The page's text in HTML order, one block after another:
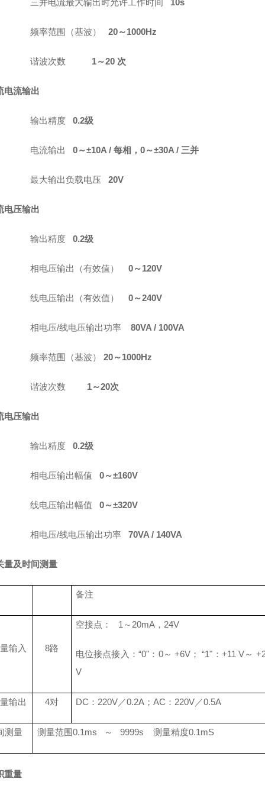
三并电流最大输出时允许工作时间 10s
频率范围（基波） 20～1000Hz
谐波次数 1～20 次
电流输出
输出精度 0.2级
电流输出 0～±10A / 每相， 0～±30A / 三并
最大输出负载电压 20V
电压输出
输出精度 0.2级
相电压输出（有效值） 0～120V
线电压输出（有效值） 0～240V
相电压/线电压输出功率 80VA / 100VA
频率范围（基波） 20～1000Hz
谐波次数 1～20次
电压输出
输出精度 0.2级
相电压输出幅值 0～±160V
线电压输出幅值 0～±320V
相电压/线电压输出功率 70VA / 140VA
量及时间测量
备注
输入 8路
空接点： 1 ～ 20mA， 24V
电位接点接入：“0"： 0～ +6V ； “1"： +11 V～
V
输出 4对 DC ： 220V／0.2A； AC ： 220V／0.5A
测量 测量范围0.1ms ～ 9999s 测量精度0.1mS
重量